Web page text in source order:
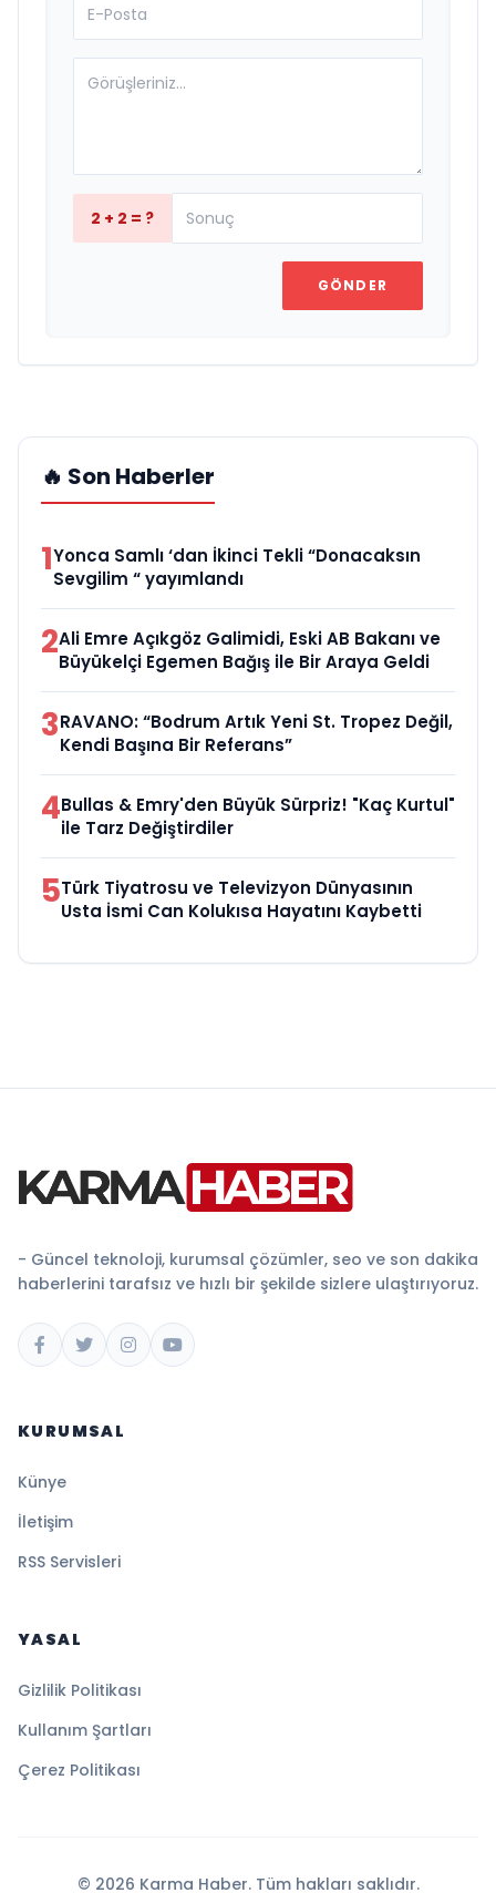
2 + 2 = ?
GÖNDER
🔥 Son Haberler
1Yonca Samlı ‘dan İkinci Tekli “Donacaksın
Sevgilim “ yayımlandı
2Ali Emre Açıkgöz Galimidi, Eski AB Bakanı ve
Büyükelçi Egemen Bağış ile Bir Araya Geldi
3RAVANO: “Bodrum Artık Yeni St. Tropez Değil,
Kendi Başına Bir Referans”
4Bullas & Emry'den Büyük Sürpriz! "Kaç Kurtul"
ile Tarz Değiştirdiler
5Türk Tiyatrosu ve Televizyon Dünyasının
Usta İsmi Can Kolukısa Hayatını Kaybetti
- Güncel teknoloji, kurumsal çözümler, seo ve son dakika
haberlerini tarafsız ve hızlı bir şekilde sizlere ulaştırıyoruz.
KURUMSAL
Künye
İletişim
RSS Servisleri
YASAL
Gizlilik Politikası
Kullanım Şartları
Çerez Politikası
© 2026 Karma Haber. Tüm hakları saklıdır.